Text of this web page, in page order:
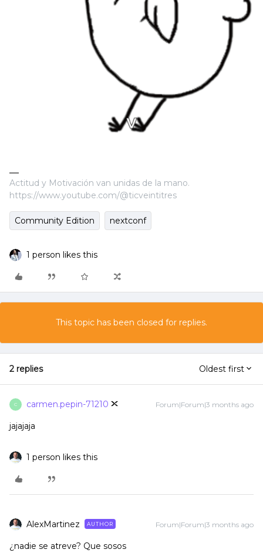
Actitud y Motivación van unidas de la mano.
https://www.youtube.com/@ticveintitres
Community Edition nextconf
1 person likes this
This topic has been closed for replies.
2 replies Oldest first
C carmen.pepin-71210 Forum|Forum|3 months ago
jajajaja
1 person likes this
AlexMartinez AUTHOR Forum|Forum|3 months ago
¿nadie se atreve? Que sosos